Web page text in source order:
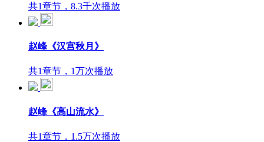
共1章节，8.3千次播放
赵峰《汉宫秋月》
共1章节，1万次播放
赵峰《高山流水》
共1章节，1.5万次播放